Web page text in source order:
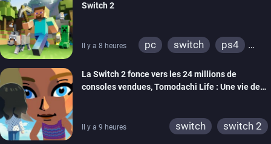
Switch 2
Il y a 8 heures pc switch
ps4
wiiu
3ds
ps3
xbox 360
switch 2
La Switch 2 fonce vers les 24 millions de
consoles vendues, Tomodachi Life : Une vie de
Il y a 9 heures switch switch 2